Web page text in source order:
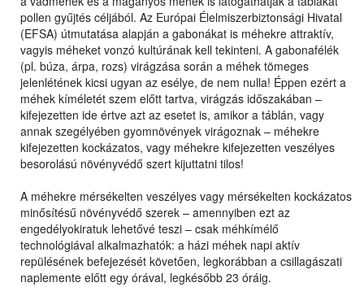
pollen gyűjtés céljából. Az Európai Élelmiszerbiztonsági Hivatal
(EFSA) útmutatása alapján a gabonákat is méhekre attraktív,
vagyis méheket vonzó kultúrának kell tekinteni. A gabonafélék
(pl. búza, árpa, rozs) virágzása során a méhek tömeges
jelenlétének kicsi ugyan az esélye, de nem nulla! Éppen ezért a
méhek kíméletét szem előtt tartva, virágzás időszakában –
kifejezetten ide értve azt az esetet is, amikor a táblán, vagy
annak szegélyében gyomnövények virágoznak – méhekre
kifejezetten kockázatos, vagy méhekre kifejezetten veszélyes
besorolású növényvédő szert kijuttatni tilos!
A méhekre mérsékelten veszélyes vagy mérsékelten kockázatos
minősítésű növényvédő szerek – amennyiben ezt az
engedélyokiratuk lehetővé teszi – csak méhkímélő
technológiával alkalmazhatók: a házi méhek napi aktív
repülésének befejezését követően, legkorábban a csillagászati
naplemente előtt egy órával, legkésőbb 23 óráig.